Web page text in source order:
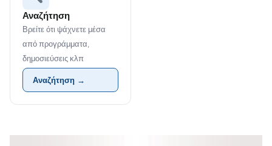
Αναζήτηση
Βρείτε ότι ψάχνετε μέσα
από προγράμματα,
δημοσιεύσεις κλπ
Αναζήτηση →